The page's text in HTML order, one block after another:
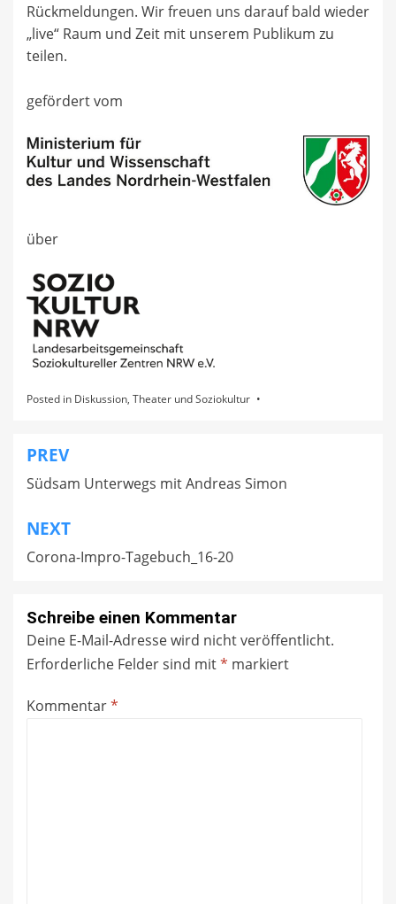
Rückmeldungen. Wir freuen uns darauf bald wieder
„live“ Raum und Zeit mit unserem Publikum zu
teilen.
gefördert vom
über
Posted in Diskussion, Theater und Soziokultur
Beitragsnavigation
PREV
Südsam Unterwegs mit Andreas Simon
NEXT
Corona-Impro-Tagebuch_16-20
Schreibe einen Kommentar
Deine E-Mail-Adresse wird nicht veröffentlicht.
Erforderliche Felder sind mit* markiert
Kommentar*